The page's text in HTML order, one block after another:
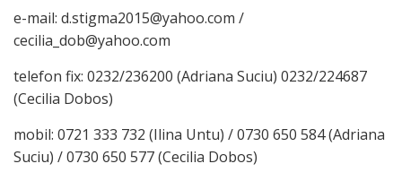
e-mail: d.stigma2015@yahoo.com /
cecilia_dob@yahoo.com
telefon fix: 0232/236200 (Adriana Suciu) 0232/224687
(Cecilia Dobos)
mobil: 0721 333 732 (Ilina Untu) / 0730 650 584 (Adriana
Suciu) / 0730 650 577 (Cecilia Dobos)